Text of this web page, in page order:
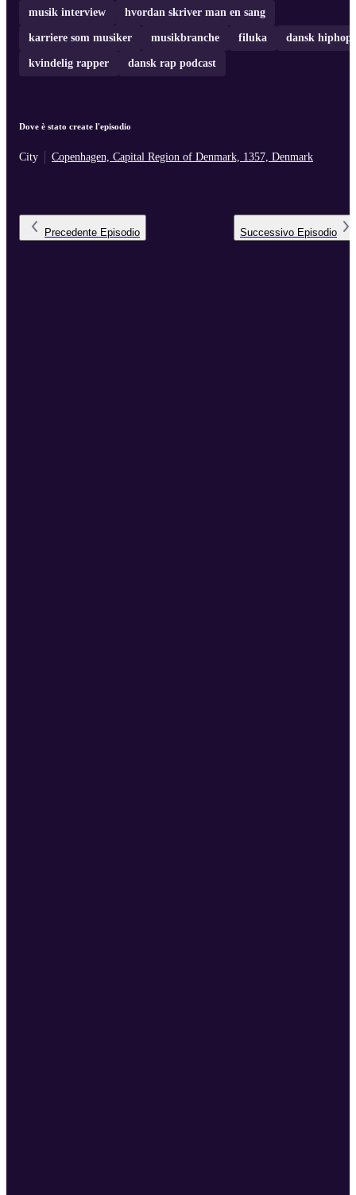
musik interview hvordan skriver man en sang
karriere som musiker musikbranche filuka dansk hiphop
kvindelig rapper dansk rap podcast
Dove è stato create l'episodio
City Copenhagen, Capital Region of Denmark, 1357, Denmark
Precedente Episodio Successivo Episodio